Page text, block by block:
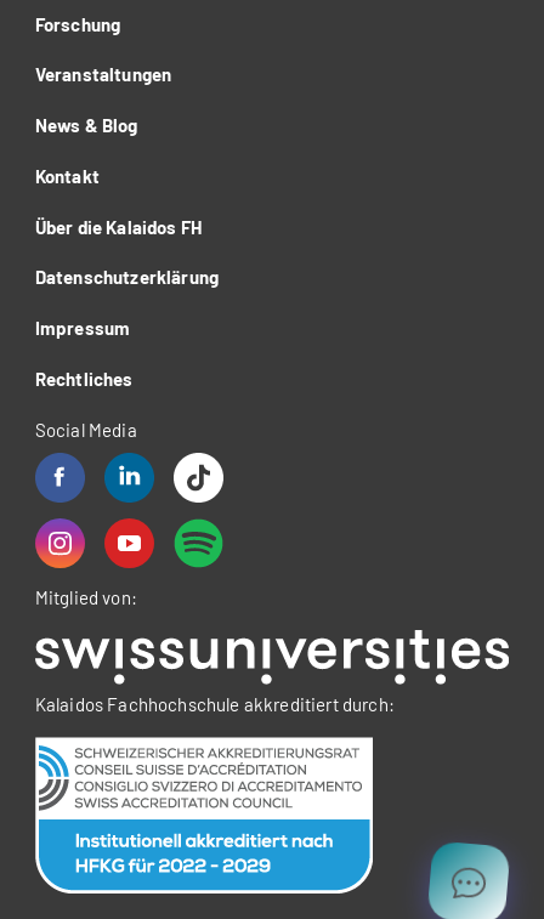
Forschung
Veranstaltungen
News & Blog
Kontakt
Über die Kalaidos FH
Datenschutzerklärung
Impressum
Rechtliches
Social Media
Mitglied von:
Kalaidos Fachhochschule akkreditiert durch: